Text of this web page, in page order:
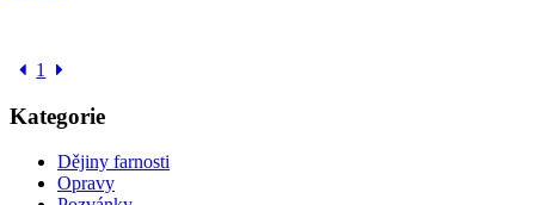
1
Kategorie
Dějiny farnosti
Opravy